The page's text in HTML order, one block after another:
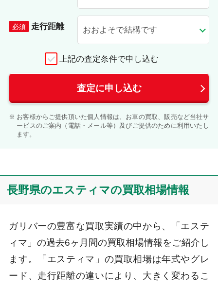
走行距離
上記の査定条件で申し込む
査定に申し込む
お客様からご提供頂いた個人情報は、お車の買取、販売など当社サ
ービスのご案内（電話・メール等）及びご提供のために利用いたし
ます。
長野県のエスティマの買取相場情報
ガリバーの豊富な買取実績の中から、「エステ
ィマ」の過去6ヶ月間の買取相場情報をご紹介し
ます。「エスティマ」の買取相場は年式やグレ
ード、走行距離の違いにより、大きく変わるこ